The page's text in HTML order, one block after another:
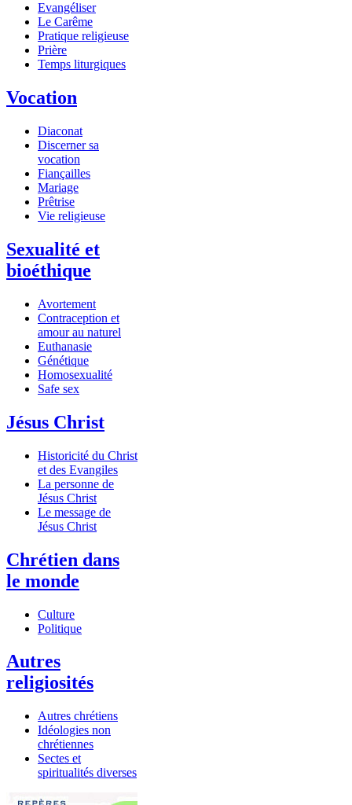
Evangéliser
Le Carême
Pratique religieuse
Prière
Temps liturgiques
Vocation
Diaconat
Discerner sa
vocation
Fiançailles
Mariage
Prêtrise
Vie religieuse
Sexualité et
bioéthique
Avortement
Contraception et
amour au naturel
Euthanasie
Génétique
Homosexualité
Safe sex
Jésus Christ
Historicité du Christ
et des Evangiles
La personne de
Jésus Christ
Le message de
Jésus Christ
Chrétien dans
le monde
Culture
Politique
Autres
religiosités
Autres chrétiens
Idéologies non
chrétiennes
Sectes et
spiritualités diverses